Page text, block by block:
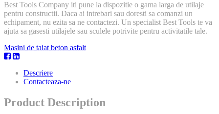
Best Tools Company iti pune la dispozitie o gama larga de utilaje
pentru constructii. Daca ai intrebari sau doresti sa comanzi un
echipament, nu ezita sa ne contactezi. Un specialist Best Tools te va
ajuta sa gasesti utilajele sau sculele potrivite pentru activitatile tale.
Masini de taiat beton asfalt
Descriere
Contacteaza-ne
Product Description